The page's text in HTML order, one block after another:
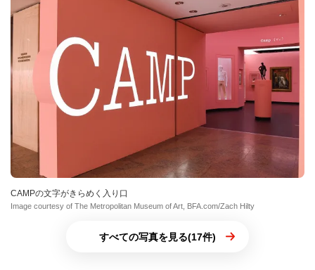
CAMPの文字がきらめく入り口
Image courtesy of The Metropolitan Museum of Art, BFA.com/Zach Hilty
すべての写真を見る(17件)